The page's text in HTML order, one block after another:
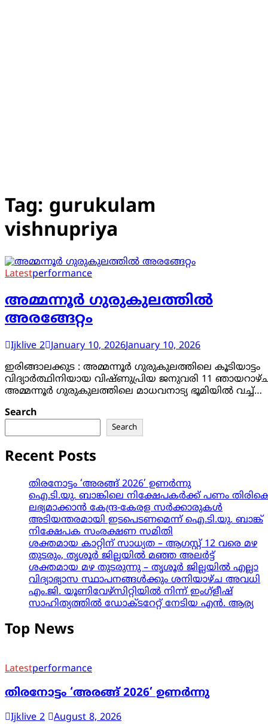
Tag: gurukulam
vishnupriya
Latestperformance
അമ്മന്നൂർ ഗുരുകുലത്തിൽ
അരങ്ങേറ്റം
Ijklive 2 January 10, 2026January 10, 2026
ഇരിങ്ങാലക്കുട : അമ്മന്നൂർ ഗുരുകുലത്തിലെ കൂടിയാട്ടം
വിദ്യാർത്ഥിനിയായ വിഷ്ണുപ്രിയ ജനുവരി 11
അമ്മന്നൂർ ഗുരുകുലത്തിലെ മാധവനാട്യ ഭൂമിയിൽ വച്ച്…
Search
Search
Recent Posts
തിരനോട്ടം ‘അരങ്ങ് 2026’ ഉണർന്നു
ഐ.ടി.യു. ബാങ്കിലെ നിക്ഷേപകർക്ക് പണം
ലഭ്യമാക്കാൻ കേന്ദ്ര-കേരള സർക്കാരുകൾ
അടിയന്തരമായി ഇടപെടണമെന്ന് ഐ.ടി.യു. ബാങ്ക്
നിക്ഷേപക സംരക്ഷണ സമിതി
ശക്തമായ കാറ്റിന് സാധ്യത – ആഗസ്റ്റ് 12 വരെ മഴ
തുടരും, തൃശൂർ ജില്ലയിൽ മഞ്ഞ അലർട്ട്
ശക്തമായ മഴ തുടരുന്നു – തൃശൂർ ജില്ലയിൽ എല്ലാ
വിദ്യാഭ്യാസ സ്ഥാപനങ്ങൾക്കും ശനിയാഴ്ച അവധി
എം.ജി. യൂണിവേഴ്‌സിറ്റിയിൽ നിന്ന് ഇംഗ്ളീഷ്
സാഹിത്യത്തിൽ ഡോക്ടറേറ്റ് നേടിയ എൻ. ആര്യ
Top News
Latestperformance
തിരനോട്ടം ‘അരങ്ങ് 2026’ ഉണർന്നു
Ijklive 2
August 8, 2026